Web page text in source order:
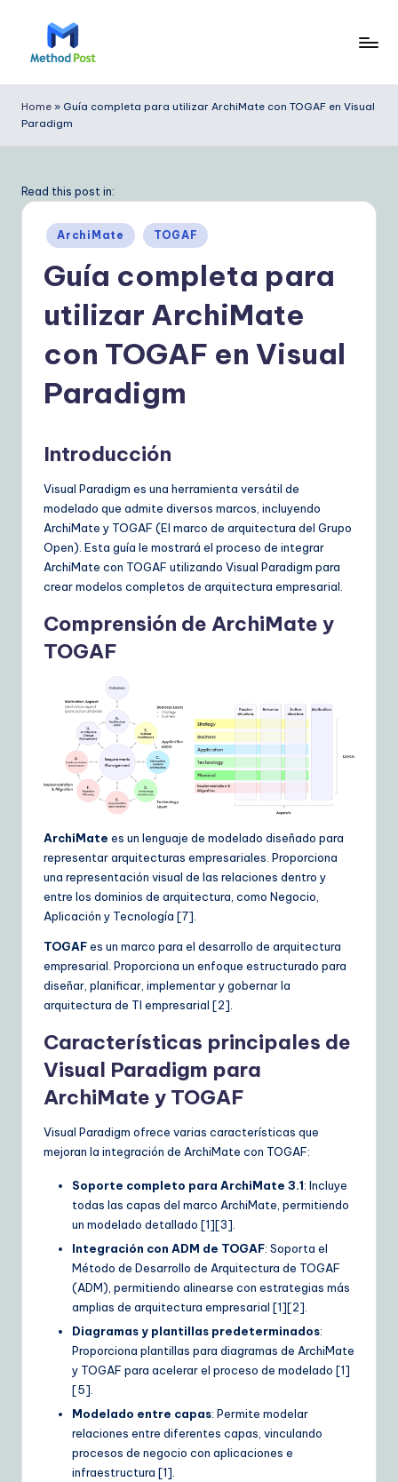
e
t
o
ni
Y
G
d
o
&
ft
w
Home » Guía completa para utilizar ArchiMate con TOGAF en Visual
Paradigm
Read this post in:
Publicado
en
ArchiMate TOGAF
Guía completa para
utilizar ArchiMate
con TOGAF en Visual
Paradigm
Introducción
Visual Paradigm es una herramienta versátil de
modelado que admite diversos marcos, incluyendo
ArchiMate y TOGAF (El marco de arquitectura del Grupo
Open). Esta guía le mostrará el proceso de integrar
ArchiMate con TOGAF utilizando Visual Paradigm para
crear modelos completos de arquitectura empresarial.
Comprensión de ArchiMate y
TOGAF
ArchiMate es un lenguaje de modelado diseñado para
representar arquitecturas empresariales. Proporciona
una representación visual de las relaciones dentro y
entre los dominios de arquitectura, como Negocio,
Aplicación y Tecnología [7].
TOGAFes un marco para el desarrollo de arquitectura
empresarial. Proporciona un enfoque estructurado para
diseñar, planificar, implementar y gobernar la
arquitectura de TI empresarial [2].
Características principales de
Visual Paradigm para
ArchiMate y TOGAF
Visual Paradigm ofrece varias características que
mejoran la integración de ArchiMate con TOGAF:
Soporte completo para ArchiMate 3.1: Incluye
todas las capas del marco ArchiMate, permitiendo
un modelado detallado [1][3].
Integración con ADM de TOGAF: Soporta el
Método de Desarrollo de Arquitectura de TOGAF
(ADM), permitiendo alinearse con estrategias más
amplias de arquitectura empresarial [1][2].
Diagramas y plantillas predeterminados:
Proporciona plantillas para diagramas de ArchiMate
y TOGAF para acelerar el proceso de modelado [1]
[5].
Modelado entre capas: Permite modelar
relaciones entre diferentes capas, vinculando
procesos de negocio con aplicaciones e
infraestructura [1].